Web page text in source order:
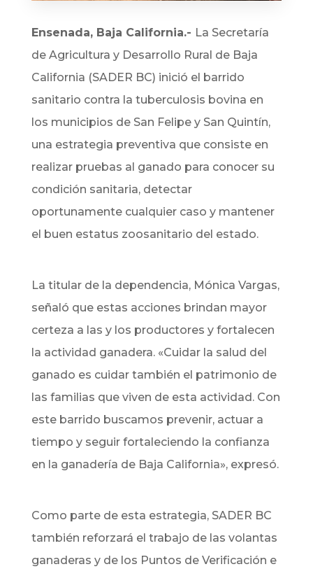
Ensenada, Baja California.- La Secretaría
de Agricultura y Desarrollo Rural de Baja
California (SADER BC) inició el barrido
sanitario contra la tuberculosis bovina en
los municipios de San Felipe y San Quintín,
una estrategia preventiva que consiste en
realizar pruebas al ganado para conocer su
condición sanitaria, detectar
oportunamente cualquier caso y mantener
el buen estatus zoosanitario del estado.
La titular de la dependencia, Mónica Vargas,
señaló que estas acciones brindan mayor
certeza a las y los productores y fortalecen
la actividad ganadera. «Cuidar la salud del
ganado es cuidar también el patrimonio de
las familias que viven de esta actividad. Con
este barrido buscamos prevenir, actuar a
tiempo y seguir fortaleciendo la confianza
en la ganadería de Baja California», expresó.
Como parte de esta estrategia, SADER BC
también reforzará el trabajo de las volantas
ganaderas y de los Puntos de Verificación e